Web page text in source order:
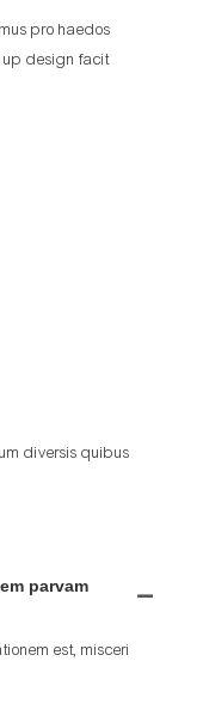
pro haedos
up design facit
diversis quibus
parvam
est, misceri